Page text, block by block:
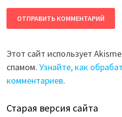
Этот сайт использует
спамом.Узнайте, как
комментариев.
Старая версия сайта